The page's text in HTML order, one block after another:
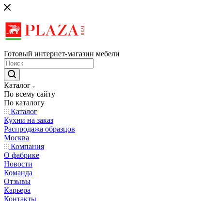
Готовый интернет-магазин мебели
Каталог
По всему сайту
По каталогу
Каталог
Кухни на заказ
Распродажа образцов
Москва
Компания
О фабрике
Новости
Команда
Отзывы
Карьера
Контакты